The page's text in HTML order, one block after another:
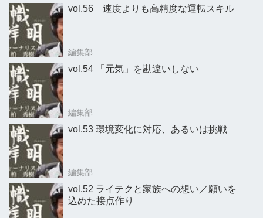
vol.56 速度よりも高精度な運転スキル
編集部
vol.54 「元気」を勘違いしない
編集部
vol.53 環境変化に対応、あるいは挑戦
編集部
vol.52 ライテクと家族への想い／願いを
込めた接点作り